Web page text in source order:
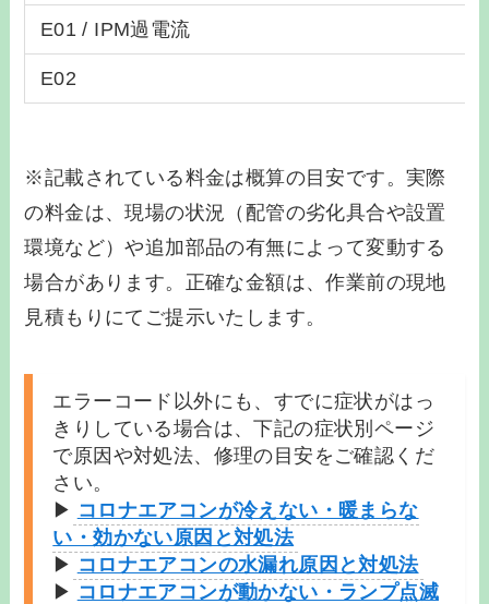
E01 / IPM過電流
E02
※記載されている料金は概算の目安です。実際
の料金は、現場の状況（配管の劣化具合や設置
環境など）や追加部品の有無によって変動する
場合があります。正確な金額は、作業前の現地
見積もりにてご提示いたします。
エラーコード以外にも、すでに症状がはっ
きりしている場合は、下記の症状別ページ
で原因や対処法、修理の目安をご確認くだ
さい。
▶ コロナエアコンが冷えない・暖まらな
い・効かない原因と対処法
▶ コロナエアコンの水漏れ原因と対処法
▶ コロナエアコンが動かない・ランプ点滅